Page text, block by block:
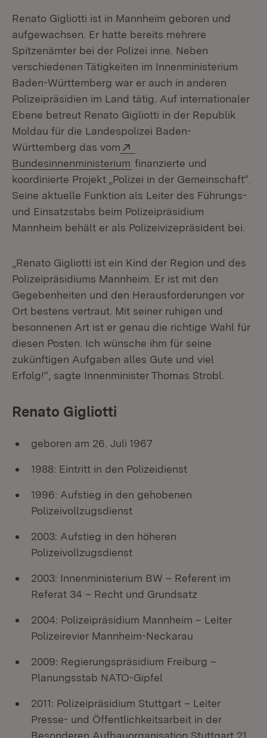
Renato Gigliotti ist in Mannheim geboren und
aufgewachsen. Er hatte bereits mehrere
Spitzenämter bei der Polizei inne. Neben
verschiedenen Tätigkeiten im Innenministerium
Baden-Württemberg war er auch in anderen
Polizeipräsidien im Land tätig. Auf internationaler
Ebene betreut Renato Gigliotti in der Republik
Moldau für die Landespolizei Baden-
Württemberg das vom
Bundesinnenministerium (Öffnet in neuem Fenster)
finanzierte und
koordinierte Projekt „Polizei in der Gemeinschaft“.
Seine aktuelle Funktion als Leiter des Führungs-
und Einsatzstabs beim Polizeipräsidium
Mannheim behält er als Polizeivizepräsident bei.
„Renato Gigliotti ist ein Kind der Region und des
Polizeipräsidiums Mannheim. Er ist mit den
Gegebenheiten und den Herausforderungen vor
Ort bestens vertraut. Mit seiner ruhigen und
besonnenen Art ist er genau die richtige Wahl für
diesen Posten. Ich wünsche ihm für seine
zukünftigen Aufgaben alles Gute und viel
Erfolg!“, sagte Innenminister Thomas Strobl.
Renato Gigliotti
geboren am 26. Juli 1967
1988: Eintritt in den Polizeidienst
1996: Aufstieg in den gehobenen
Polizeivollzugsdienst
2003: Aufstieg in den höheren
Polizeivollzugsdienst
2003: Innenministerium BW – Referent im
Referat 34 – Recht und Grundsatz
2004: Polizeipräsidium Mannheim – Leiter
Polizeirevier Mannheim-Neckarau
2009: Regierungspräsidium Freiburg –
Planungsstab NATO-Gipfel
2011: Polizeipräsidium Stuttgart – Leiter
Presse- und Öffentlichkeitsarbeit in der
Besonderen Aufbauorganisation Stuttgart 21